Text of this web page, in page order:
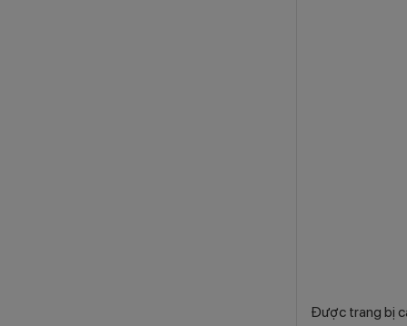
Được trang bị